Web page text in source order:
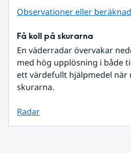
Observationer eller
Få koll på skurarna
En väderradar övervakar
med hög upplösning i både
ett värdefullt hjälpmedel när
skurarna.
Radar